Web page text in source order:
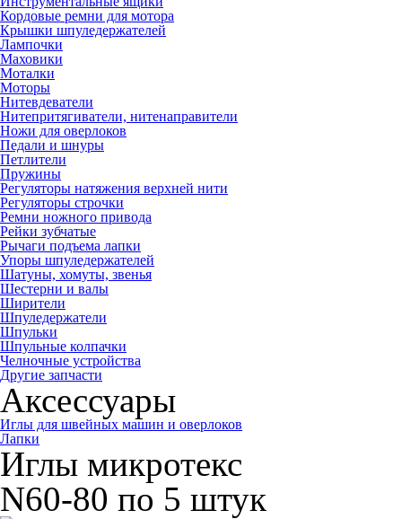
Кордовые ремни для мотора
Крышки шпуледержателей
Лампочки
Маховики
Моталки
Моторы
Нитевдеватели
Нитепритягиватели, нитенаправители
Ножи для оверлоков
Педали и шнуры
Петлители
Пружины
Регуляторы натяжения верхней нити
Регуляторы строчки
Ремни ножного привода
Рейки зубчатые
Рычаги подъема лапки
Упоры шпуледержателей
Шатуны, хомуты, звенья
Шестерни и валы
Ширители
Шпуледержатели
Шпульки
Шпульные колпачки
Челночные устройства
Другие запчасти
Аксессуары
Иглы для швейных машин и оверлоков
Лапки
Иглы микротекс
N60-80 по 5 штук